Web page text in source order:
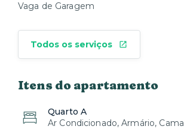
Vaga de Garagem
Todos os serviços
Itens do apartamento
Quarto A
Ar Condicionado, Armário, Cama